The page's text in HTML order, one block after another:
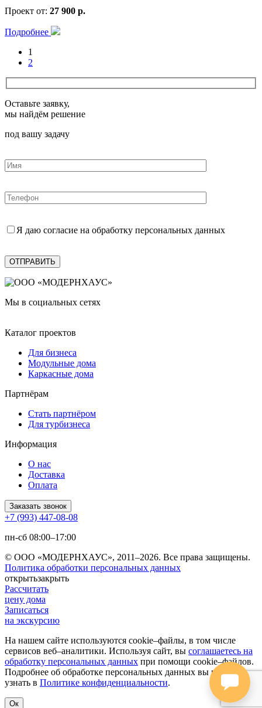
Проект от: 27 900 р.
Подробнее
1
2
Оставьте заявку,
мы найдём решение
под вашу задачу
Я даю согласие на обработку персональных данных
Мы в социальных сетях
Каталог проектов
Для бизнеса
Модульные дома
Каркасные дома
Партнёрам
Стать партнёром
Для турбизнеса
Информация
О нас
Доставка
Оплата
Заказать звонок
+7 (993) 447-08-08
пн-сб 08:00–17:00
© ООО «МОДЕРНХАУС», 2011–2026. Все права защищены.
Политика обработки персональных данных
открытьзакрыть
Рассчитать
цену дома
Записаться
на экскурсию
На нашем сайте используются cookie–файлы, в том числе
сервисов веб–аналитики. Используя сайт, вы соглашаетесь на
обработку персональных данных при помощи cookie–файлов.
Подробнее об обработке персональных данных вы можете
узнать в Политике конфиденциальности.
Ок